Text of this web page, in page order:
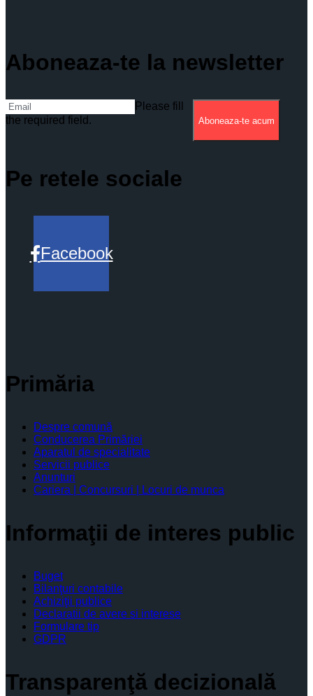
Aboneaza-te la newsletter
Please fill
the required field.
Aboneaza-te acum
Pe retele sociale
Facebook
Primăria
Despre comună
Conducerea Primăriei
Aparatul de specialitate
Servicii publice
Anunturi
Cariera | Concursuri | Locuri de munca
Informaţii de interes public
Buget
Bilanţuri contabile
Achiziţii publice
Declaratii de avere si interese
Formulare tip
GDPR
Transparenţă decizională